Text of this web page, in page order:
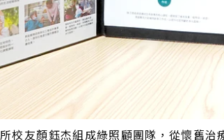
校友顏鈺杰組成綠照顧團隊，從懷舊